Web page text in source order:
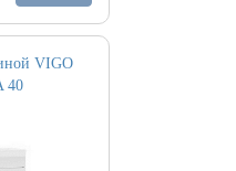
VIGO
40